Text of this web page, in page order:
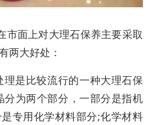
市面上对大理石保养主要采取
两大好处：
是比较流行的一种大理石保
分为两个部分，一部分是指机
专用化学材料部分;化学材料